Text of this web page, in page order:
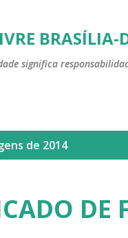
BRASÍLIA-
significa
de 2014
DE